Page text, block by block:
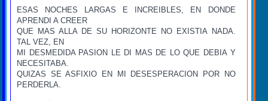
ESAS NOCHES LARGAS E INCREIBLES, EN DONDE
APRENDI A CREER
QUE MAS ALLA DE SU HORIZONTE NO EXISTIA NADA.
TAL VEZ, EN
MI DESMEDIDA PASION LE DI MAS DE LO QUE DEBIA Y
NECESITABA.
QUIZAS SE ASFIXIO EN MI DESESPERACION POR NO
PERDERLA.